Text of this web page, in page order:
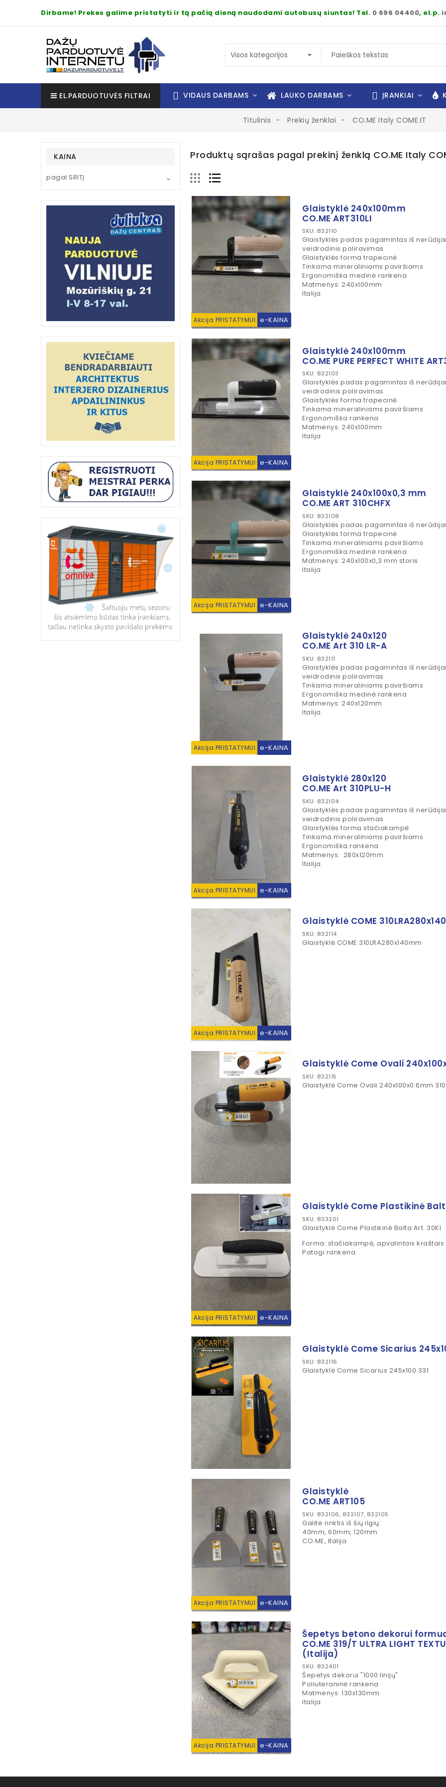
Dirbame! Prekes galime pristatyti ir tą pačią dieną naudodami autobusų siuntas! Tel. 0 696 04400, el.p.
EL.PARDUOTUVĖS FILTRAI VIDAUS DARBAMS LAUKO DARBAMS ĮRANKIAI
Titulinis Prekių ženklai CO.ME Italy COME.IT
KAINA
pagal SRITĮ 
Produktų sąrašas pagal prekinį ženklą CO.ME Italy
Akcija PRISTATYMUI e-KAINA
Glaistyklė 240x100mm
CO.ME ART310LI
SKU: 832110
Glaistyklės padas pagamintas iš
veidrodinis poliravimas
Glaistyklės forma trapecinė
Tinkama mineraliniams paviršiams
Ergonomiška medinė rankena
Matmenys: 240x100mm
Italija
Akcija PRISTATYMUI e-KAINA
Glaistyklė 240x100mm
CO.ME PURE PERFECT WHITE
SKU: 832103
Glaistyklės padas pagamintas iš
veidrodinis poliravimas
Glaistyklės forma trapecinė
Tinkama mineraliniams paviršiams
Ergonomiška rankena
Matmenys: 240x100mm
Italija
Akcija PRISTATYMUI e-KAINA
Glaistyklė 240x100x0,3 mm
CO.ME ART 310CHFX
SKU: 832108
Glaistyklės padas pagamintas iš
Glaistyklės forma trapecinė
Tinkama mineraliniams paviršiams
Ergonomiška medinė rankena
Matmenys: 240x100x0,3 mm storis
Italija
Akcija PRISTATYMUI e-KAINA
Glaistyklė 240x120
CO.ME Art 310 LR-A
SKU: 832111
Glaistyklės padas pagamintas iš
veidrodinis poliravimas
Tinkama mineraliniams paviršiams
Ergonomiška medinė rankena
Matmenys: 240x120mm
Italija
Akcija PRISTATYMUI e-KAINA
Glaistyklė 280x120
CO.ME Art 310PLU-H
SKU: 832104
Glaistyklės padas pagamintas iš
veidrodinis poliravimas
Glaistyklės forma stačiakampė
Tinkama mineraliniams paviršiams
Ergonomiška rankena
Matmenys: 280x120mm
Italija
Akcija PRISTATYMUI e-KAINA
Glaistyklė COME
SKU: 832114
Glaistyklė COME 310LRA280x140mm
Glaistyklė Come Ovali
SKU: 832115
Glaistyklė Come Ovali 240x100x0.6mm
Akcija PRISTATYMUI e-KAINA
Glaistyklė Come Plastikinė
SKU: 833201
Glaistyklė Come Plastikinė Balta Art. 30Kl
Forma: stačiakampė, apvalintais kraštais
Patogi rankena
Glaistyklė Come Sicarius
SKU: 832116
Glaistyklė Come Sicarius 245x100 331
Akcija PRISTATYMUI e-KAINA
Glaistyklė
CO.ME ART105
SKU: 832106, 832107, 832105
Galite rinktis iš šių ilgių:
40mm, 60mm, 120mm
CO.ME, Italija
Akcija PRISTATYMUI e-KAINA
Šepetys betono dekorui
CO.ME 319/T ULTRA LIGHT
(Italija)
SKU: 832401
Šepetys dekorui "1000 linijų"
Poliuteraninė rankena
Matmenys: 130x130mm
Italija